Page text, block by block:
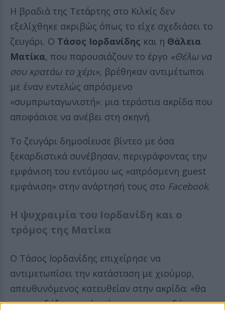
Η βραδιά της Τετάρτης στο Κιλκίς δεν
εξελίχθηκε ακριβώς όπως το είχε σχεδιάσει το
ζευγάρι. Ο Τάσος Ιορδανίδης και η Θάλεια
Ματίκα, που παρουσιάζουν το έργο «Θέλω να
σου κρατάω το χέρι», βρέθηκαν αντιμέτωποι
με έναν εντελώς απρόσμενο
«συμπρωταγωνιστή»: μια τεράστια ακρίδα που
αποφάσισε να ανέβει στη σκηνή.
Το ζευγάρι δημοσίευσε βίντεο με όσα
ξεκαρδιστικά συνέβησαν, περιγράφοντας την
εμφάνιση του εντόμου ως «απρόσμενη guest
εμφάνιση» στην ανάρτησή τους στο Facebook.
Η ψυχραιμία του Ιορδανίδη και ο
τρόμος της Ματίκα
Ο Τάσος Ιορδανίδης επιχείρησε να
αντιμετωπίσει την κατάσταση με χιούμορ,
απευθυνόμενος κατευθείαν στην ακρίδα: «θα
χοροπηδήξω κι εγώ, πάμε να χοροπηδήσουμε